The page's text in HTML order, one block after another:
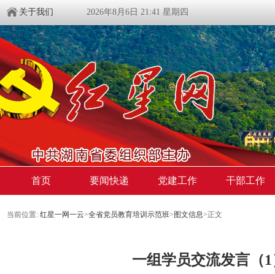
关于我们 2026年8月6日 21:41 星期四
首页 要闻快递 党建工作 干部工作
当前位置: 红星一网一云>全省党员教育培训示范班> 图文信息>正文
一组学员交流发言（